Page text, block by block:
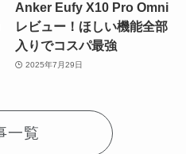
Anker Eufy X10 Pro Omni
レビュー！ほしい機能全部
入りでコスパ最強
2025年7月29日
一覧